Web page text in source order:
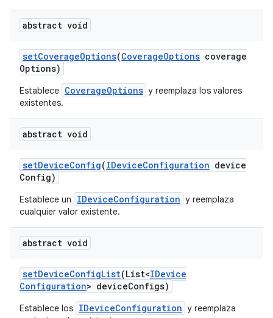
abstract void
setCoverageOptions(CoverageOptions coverage
Options)
Establece CoverageOptions y reemplaza los valores
existentes.
abstract void
setDeviceConfig(IDeviceConfiguration device
Config)
Establece un IDeviceConfiguration y reemplaza
cualquier valor existente.
abstract void
setDeviceConfigList(List<IDevice
Configuration> deviceConfigs)
Establece los IDeviceConfiguration y reemplaza